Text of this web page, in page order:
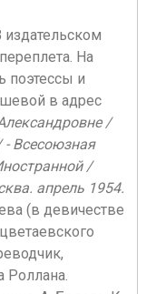
издательском
На
поэтессы и
в адрес
/
Всесоюзная
/
апрель 1954.
(в девичестве
Роллана.